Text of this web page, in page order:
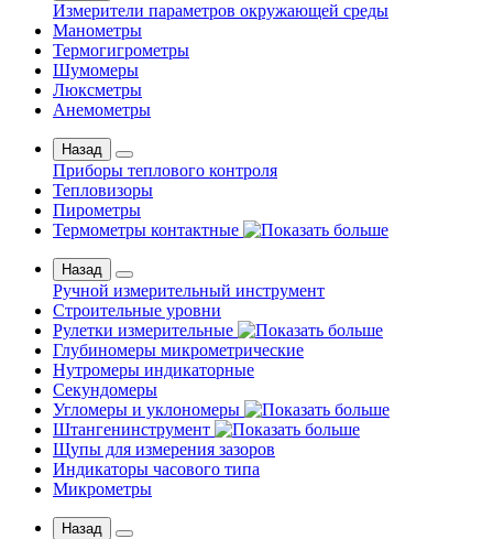
Измерители параметров окружающей среды
Манометры
Термогигрометры
Шумомеры
Люксметры
Анемометры
Назад
Приборы теплового контроля
Тепловизоры
Пирометры
Термометры контактные
Назад
Ручной измерительный инструмент
Строительные уровни
Рулетки измерительные
Глубиномеры микрометрические
Нутромеры индикаторные
Секундомеры
Угломеры и уклономеры
Штангенинструмент
Щупы для измерения зазоров
Индикаторы часового типа
Микрометры
Назад